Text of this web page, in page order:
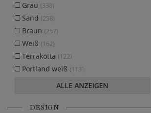
Grau (330)
Sand (258)
Braun (257)
Weiß (162)
Terrakotta (122)
Portland weiß (113)
ALLE ANZEIGEN
DESIGN